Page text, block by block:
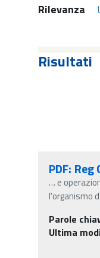
Rilevanza
Risultati
PDF:
… e
l'organismo
Parole
Ultima